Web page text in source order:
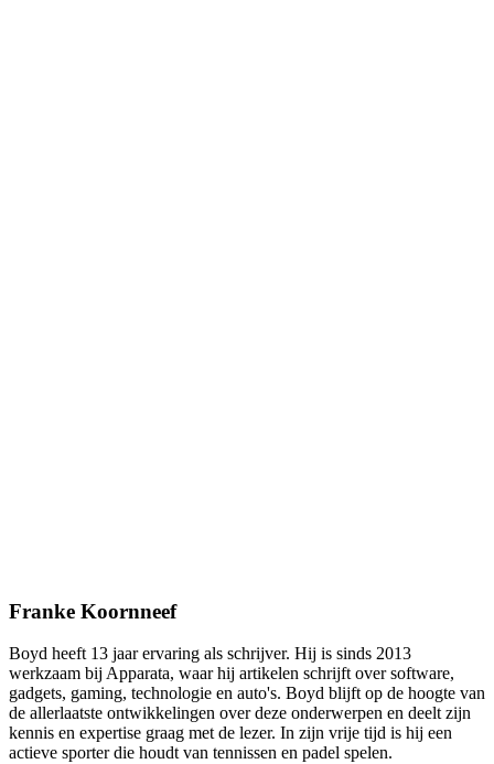
Franke Koornneef
Boyd heeft 13 jaar ervaring als schrijver. Hij is sinds 2013
werkzaam bij Apparata, waar hij artikelen schrijft over software,
gadgets, gaming, technologie en auto's. Boyd blijft op de hoogte van
de allerlaatste ontwikkelingen over deze onderwerpen en deelt zijn
kennis en expertise graag met de lezer. In zijn vrije tijd is hij een
actieve sporter die houdt van tennissen en padel spelen.